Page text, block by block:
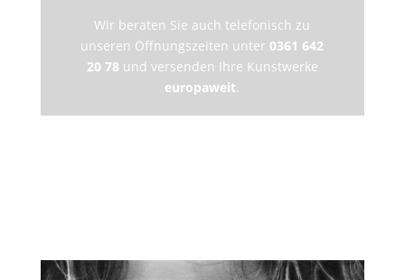
Wir beraten Sie auch telefonisch zu
unseren Öffnungszeiten unter 0361 642
20 78 und versenden Ihre Kunstwerke
europaweit.